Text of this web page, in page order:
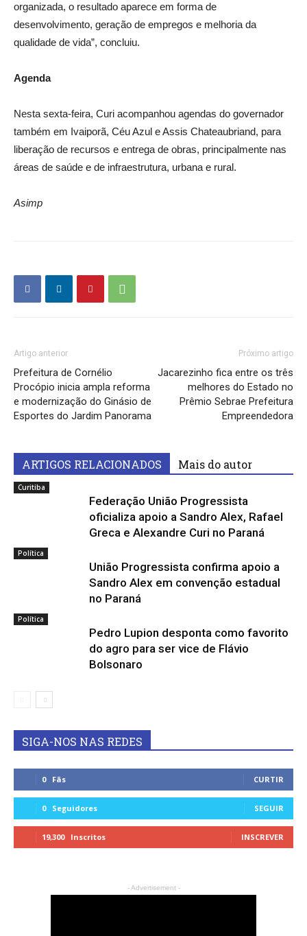
organizada, o resultado aparece em forma de
desenvolvimento, geração de empregos e melhoria da
qualidade de vida”, concluiu.
Agenda
Nesta sexta-feira, Curi acompanhou agendas do governador
também em Ivaiporã, Céu Azul e Assis Chateaubriand, para
liberação de recursos e entrega de obras, principalmente nas
áreas de saúde e de infraestrutura, urbana e rural.
Asimp
Artigo anterior
Prefeitura de Cornélio
Procópio inicia ampla reforma
e modernização do Ginásio de
Esportes do Jardim Panorama
Próximo artigo
Jacarezinho fica entre os três
melhores do Estado no
Prêmio Sebrae Prefeitura
Empreendedora
ARTIGOS RELACIONADOS Mais do autor
Curitiba
Federação União Progressista
oficializa apoio a Sandro Alex, Rafael
Greca e Alexandre Curi no Paraná
Política
União Progressista confirma apoio a
Sandro Alex em convenção estadual
no Paraná
Política
Pedro Lupion desponta como favorito
do agro para ser vice de Flávio
Bolsonaro
SIGA-NOS NAS REDES
0 Fãs CURTIR
0 Seguidores SEGUIR
19,300 Inscritos INSCREVER
- Advertisement -